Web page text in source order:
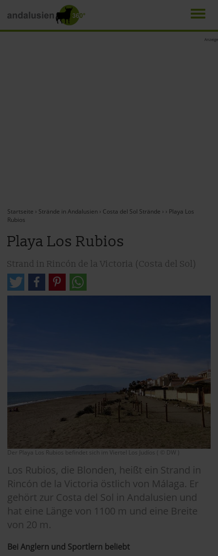
Anzeige
Startseite › Strände in Andalusien › Costa del Sol Strände › › Playa Los
Rubios
Playa Los Rubios
Strand in Rincón de la Victoria (Costa del Sol)
Der Playa Los Rubios befindet sich im Viertel Los Judíos ( © DW )
Los Rubios, die Blonden, heißt ein Strand in
Rincón de la Victoria östlich von Málaga. Er
gehört zur Costa del Sol in Andalusien und
hat eine Länge von 1100 m und eine Breite
von 20 m.
Bei Anglern und Sportlern beliebt